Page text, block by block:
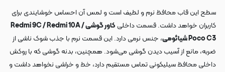
سطح این قاب محافظ نرم و لطیف است و لمس آن احساس خوشایندی برای
کاربران خواهد داشت. قسمت داخلی
کاور گوشی Redmi 9C / Redmi 10A /
Poco C3 شیائومی
، جنس نرمی دارد. این قسمت نرم با جذب شوک ناشی از
ضربه، مانع از آسیب دیدن گوشی می‌شود. همچنین، بدنه گوشی که با روکش
داخلی محافظ سیلیکونی تماس مستقیم دارد، خط و خراشی نخواهد داشت و